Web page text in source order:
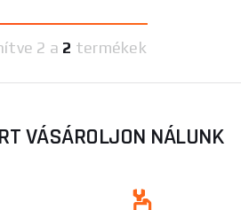
2 a 2 termékek
VÁSÁROLJON NÁLUNK